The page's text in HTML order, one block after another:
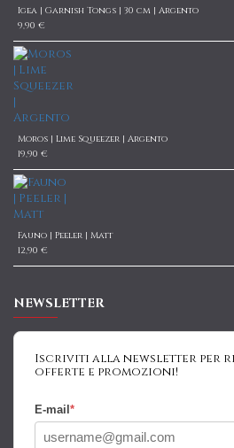
Igea | Garnish Tongs | 30 cm | Argento
9,90 €
Moros | Lime Squeezer | Argento
19,90 €
Fauno | Peeler | Matt
12,90 €
NEWSLETTER
Iscriviti alla newsletter per
offerte e promozioni!
E-mail *